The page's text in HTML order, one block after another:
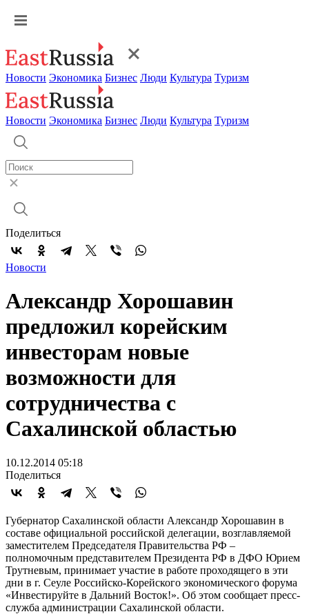
Новости Экономика Бизнес Люди Культура Туризм
Новости Экономика Бизнес Люди Культура Туризм
Поделиться
Новости
Александр Хорошавин
предложил корейским
инвесторам новые
возможности для
сотрудничества с
Сахалинской областью
10.12.2014 05:18
Поделиться
Губернатор Сахалинской области Александр Хорошавин в
составе официальной российской делегации, возглавляемой
заместителем Председателя Правительства РФ –
полномочным представителем Президента РФ в ДФО Юрием
Трутневым, принимает участие в работе проходящего в эти
дни в г. Сеуле Российско-Корейского экономического форума
«Инвестируйте в Дальний Восток!». Об этом сообщает пресс-
служба администрации Сахалинской области.